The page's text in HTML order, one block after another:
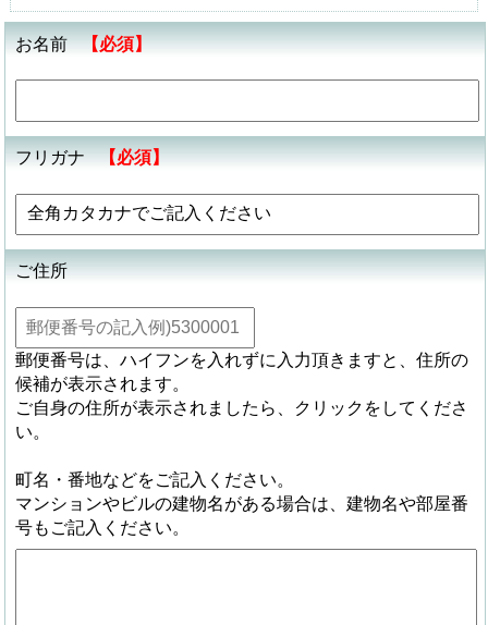
お名前 【必須】
フリガナ 【必須】
ご住所
郵便番号は、ハイフンを入れずに入力頂きますと、住所の
候補が表示されます。
ご自身の住所が表示されましたら、クリックをしてくださ
い。
町名・番地などをご記入ください。
マンションやビルの建物名がある場合は、建物名や部屋番
号もご記入ください。